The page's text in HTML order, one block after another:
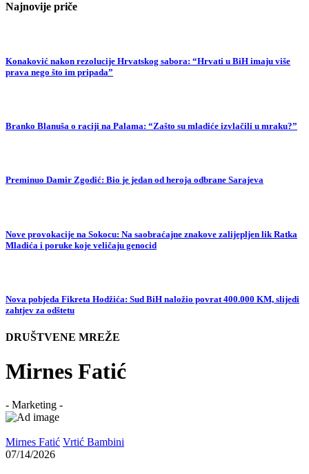
Najnovije priče
Konaković nakon rezolucije Hrvatskog sabora: “Hrvati u BiH imaju više
prava nego što im pripada”
Branko Blanuša o raciji na Palama: “Zašto su mladiće izvlačili u mraku?”
Preminuo Damir Zgodić: Bio je jedan od heroja odbrane Sarajeva
Nove provokacije na Sokocu: Na saobraćajne znakove zalijepljen lik Ratka
Mladića i poruke koje veličaju genocid
Nova pobjeda Fikreta Hodžića: Sud BiH naložio povrat 400.000 KM, slijedi
zahtjev za odštetu
DRUŠTVENE MREŽE
Mirnes Fatić
- Marketing -
Mirnes Fatić Vrtić Bambini
07/14/2026